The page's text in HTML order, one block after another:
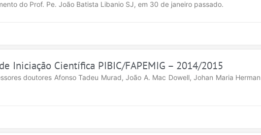
do Prof. Pe. João Batista Libanio SJ, em 30 de janeiro passado.
Iniciação Científica PIBIC/FAPEMIG – 2014/2015
doutores Afonso Tadeu Murad, João A. Mac Dowell, Johan Maria Herman